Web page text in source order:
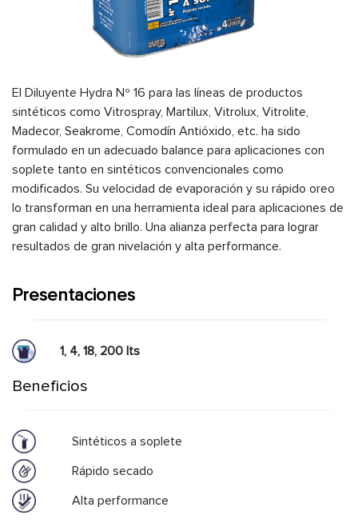
El Diluyente Hydra Nº 16 para las líneas de productos
sintéticos como Vitrospray, Martilux, Vitrolux, Vitrolite,
Madecor, Seakrome, Comodín Antióxido, etc. ha sido
formulado en un adecuado balance para aplicaciones con
soplete tanto en sintéticos convencionales como
modificados. Su velocidad de evaporación y su rápido oreo
lo transforman en una herramienta ideal para aplicaciones de
gran calidad y alto brillo. Una alianza perfecta para lograr
resultados de gran nivelación y alta performance.
Presentaciones
1, 4, 18, 200 lts
Beneficios
Sintéticos a soplete
Rápido secado
Alta performance